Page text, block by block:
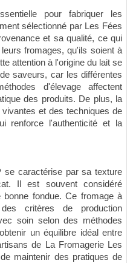
pour fabriquer les
sélectionné par Les Fées
et sa qualité, ce qui
fromages, qu'ils soient à
attention à l'origine du lait se
saveurs, car les différentes
d'élevage affectent
des produits. De plus, la
et des techniques de
renforce l'authenticité et la
se caractérise par sa texture
Il est souvent considéré
fondue. Ce fromage à
critères de production
soin selon des méthodes
un équilibre idéal entre
de La Fromagerie Les
maintenir des pratiques de